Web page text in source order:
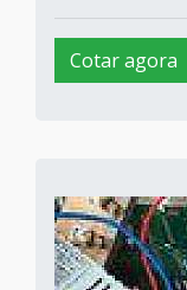
Cotar agora